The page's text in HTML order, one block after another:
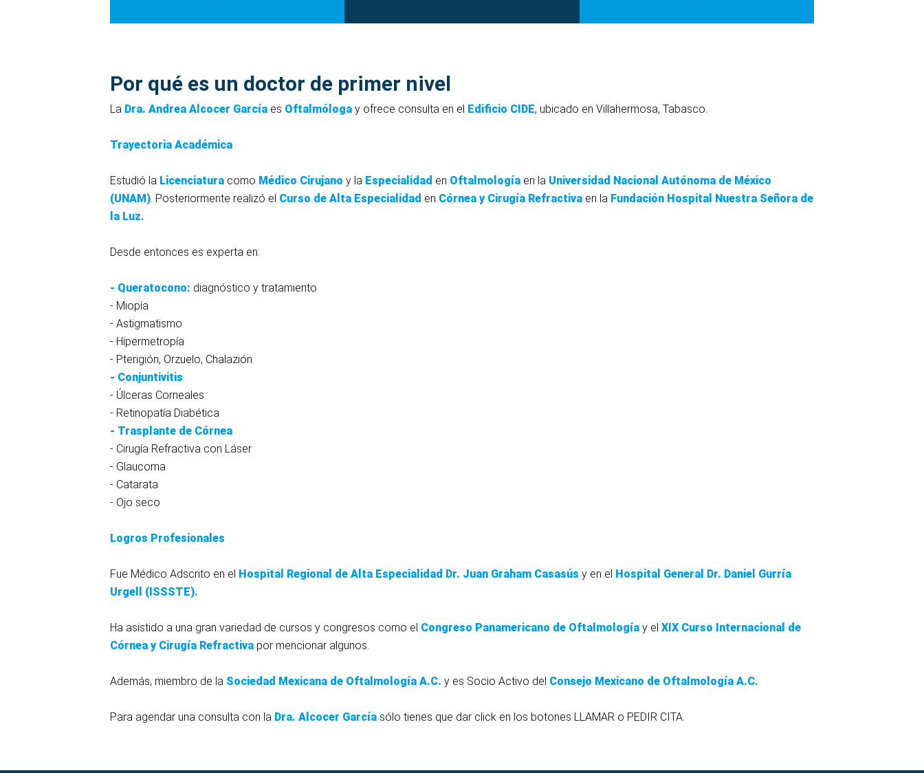
Por qué es un doctor de primer nivel
La Dra. Andrea Alcocer García es Oftalmóloga y ofrece consulta en el Edificio CIDE, ubicado en Villahermosa, Tabasco.
Trayectoria Académica
Estudió la Licenciatura como Médico Cirujano y la Especialidad en Oftalmología en la Universidad Nacional Autónoma de México
(UNAM). Posteriormente realizó el Curso de Alta Especialidad en Córnea y Cirugía Refractiva en la Fundación Hospital Nuestra Señora de
la Luz.
Desde entonces es experta en:
- Queratocono: diagnóstico y tratamiento
- Miopía
- Astigmatismo
- Hipermetropía
- Pterigión, Orzuelo, Chalazión
- Conjuntivitis
- Úlceras Corneales
- Retinopatía Diabética
- Trasplante de Córnea
- Cirugía Refractiva con Láser
- Glaucoma
- Catarata
- Ojo seco
Logros Profesionales
Fue Médico Adscrito en el Hospital Regional de Alta Especialidad Dr. Juan Graham Casasús y en el Hospital General Dr. Daniel Gurría
Urgell
(ISSSTE).
Ha asistido a una gran variedad de cursos y congresos como el Congreso Panamericano de Oftalmología y el XIX Curso Internacional de
Córnea y Cirugía Refractiva por mencionar algunos.
Además, miembro de la Sociedad Mexicana de Oftalmología A.C. y es Socio Activo del Consejo Mexicano de Oftalmología A.C.
Para agendar una consulta con la Dra. Alcocer García sólo tienes que dar click en los botones LLAMAR o PEDIR CITA.